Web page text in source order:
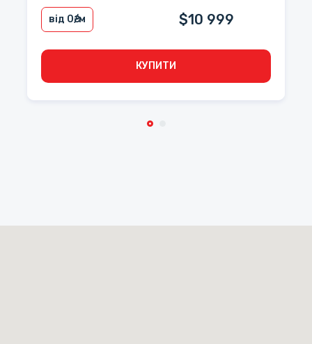
від 0₴/м $10 999
КУПИТИ